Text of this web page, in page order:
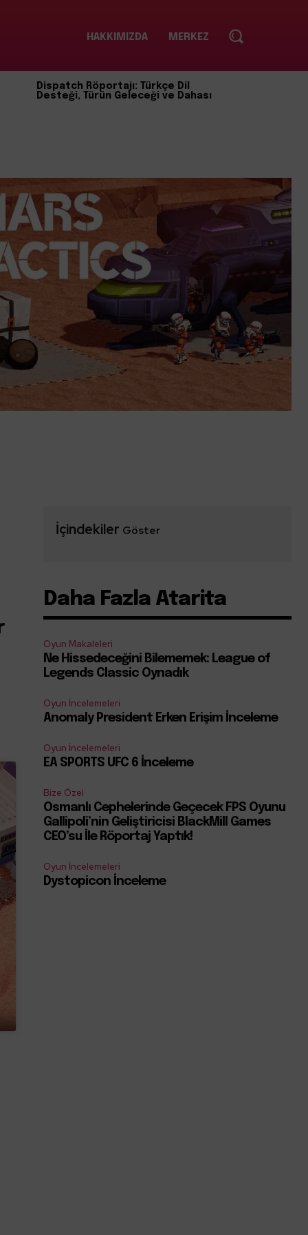
HAKKIMIZDA MERKEZ
Dispatch Röportajı: Türkçe Dil
Desteği, Türün Geleceği ve Dahası
İçindekiler Göster
Daha Fazla Atarita
Oyun Makaleleri
Ne Hissedeceğini Bilememek: League of
Legends Classic Oynadık
Oyun İncelemeleri
Anomaly President Erken Erişim İnceleme
Oyun İncelemeleri
EA SPORTS UFC 6 İnceleme
Bize Özel
Osmanlı Cephelerinde Geçecek FPS Oyunu
Gallipoli’nin Geliştiricisi BlackMill Games
CEO’su İle Röportaj Yaptık!
Oyun İncelemeleri
Dystopicon İnceleme